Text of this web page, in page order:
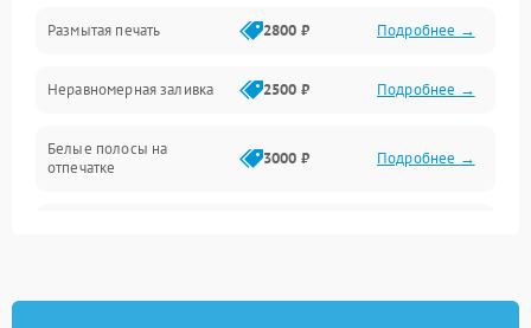
Подключение и интерфейсы
Дисплей и органы управления
Изображение
Размытая печать 2800 ₽ Подробнее →
Неравномерная заливка 2500 ₽ Подробнее →
Белые полосы на
отпечатке
3000 ₽ Подробнее →